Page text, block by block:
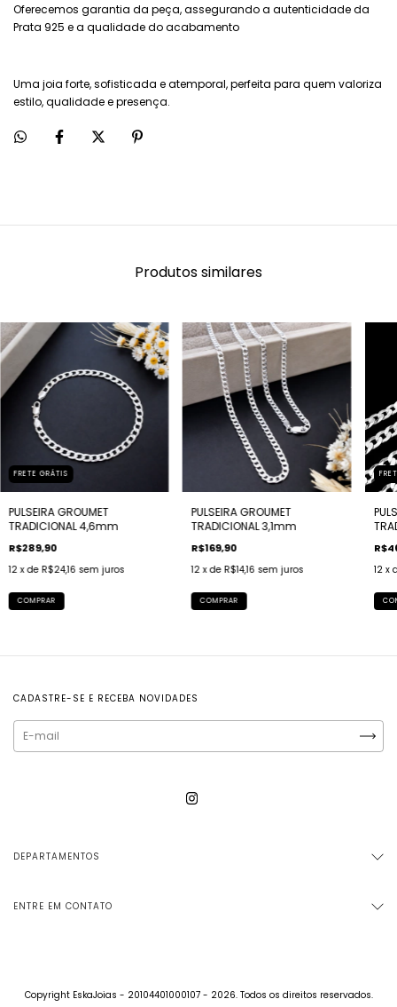
Oferecemos garantia da peça, assegurando a autenticidade da
Prata 925 e a qualidade do acabamento
Uma joia forte, sofisticada e atemporal, perfeita para quem valoriza
estilo, qualidade e presença.
Produtos similares
FRETE GRÁTIS
PULSEIRA GROUMET
TRADICIONAL 4,6mm
R$289,90
12 x de R$24,16 sem juros
COMPRAR
PULSEIRA GROUMET
TRADICIONAL 3,1mm
R$169,90
12 x de R$14,16 sem juros
COMPRAR
12 x
CADASTRE-SE E RECEBA NOVIDADES
DEPARTAMENTOS
ENTRE EM CONTATO
Copyright EskaJoias - 20104401000107 - 2026. Todos os direitos reservados.